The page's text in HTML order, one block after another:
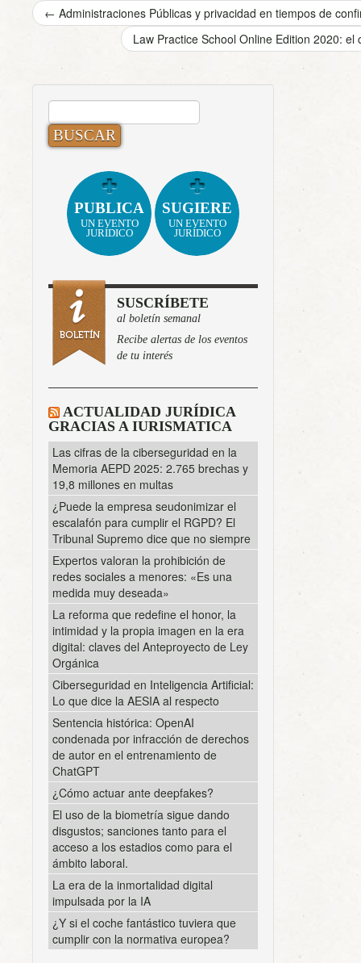
← Administraciones Públicas y privacidad en tiempos de
Law Practice School Online Edition 2020:
BUSCAR:
PUBLICA
UN EVENTO
JURÍDICO
SUGIERE
UN EVENTO
JURÍDICO
SUSCRÍBETE
al boletín semanal
Recibe alertas de los eventos
de tu interés
ACTUALIDAD JURÍDICA
GRACIAS A IURISMATICA
Las cifras de la ciberseguridad en la
Memoria AEPD 2025: 2.765 brechas y
19,8 millones en multas
¿Puede la empresa seudonimizar el
escalafón para cumplir el RGPD? El
Tribunal Supremo dice que no siempre
Expertos valoran la prohibición de
redes sociales a menores: «Es una
medida muy deseada»
La reforma que redefine el honor, la
intimidad y la propia imagen en la era
digital: claves del Anteproyecto de Ley
Orgánica
Ciberseguridad en Inteligencia Artificial:
Lo que dice la AESIA al respecto
Sentencia histórica: OpenAI
condenada por infracción de derechos
de autor en el entrenamiento de
ChatGPT
¿Cómo actuar ante deepfakes?
El uso de la biometría sigue dando
disgustos; sanciones tanto para el
acceso a los estadios como para el
ámbito laboral.
La era de la inmortalidad digital
impulsada por la IA
¿Y si el coche fantástico tuviera que
cumplir con la normativa europea?